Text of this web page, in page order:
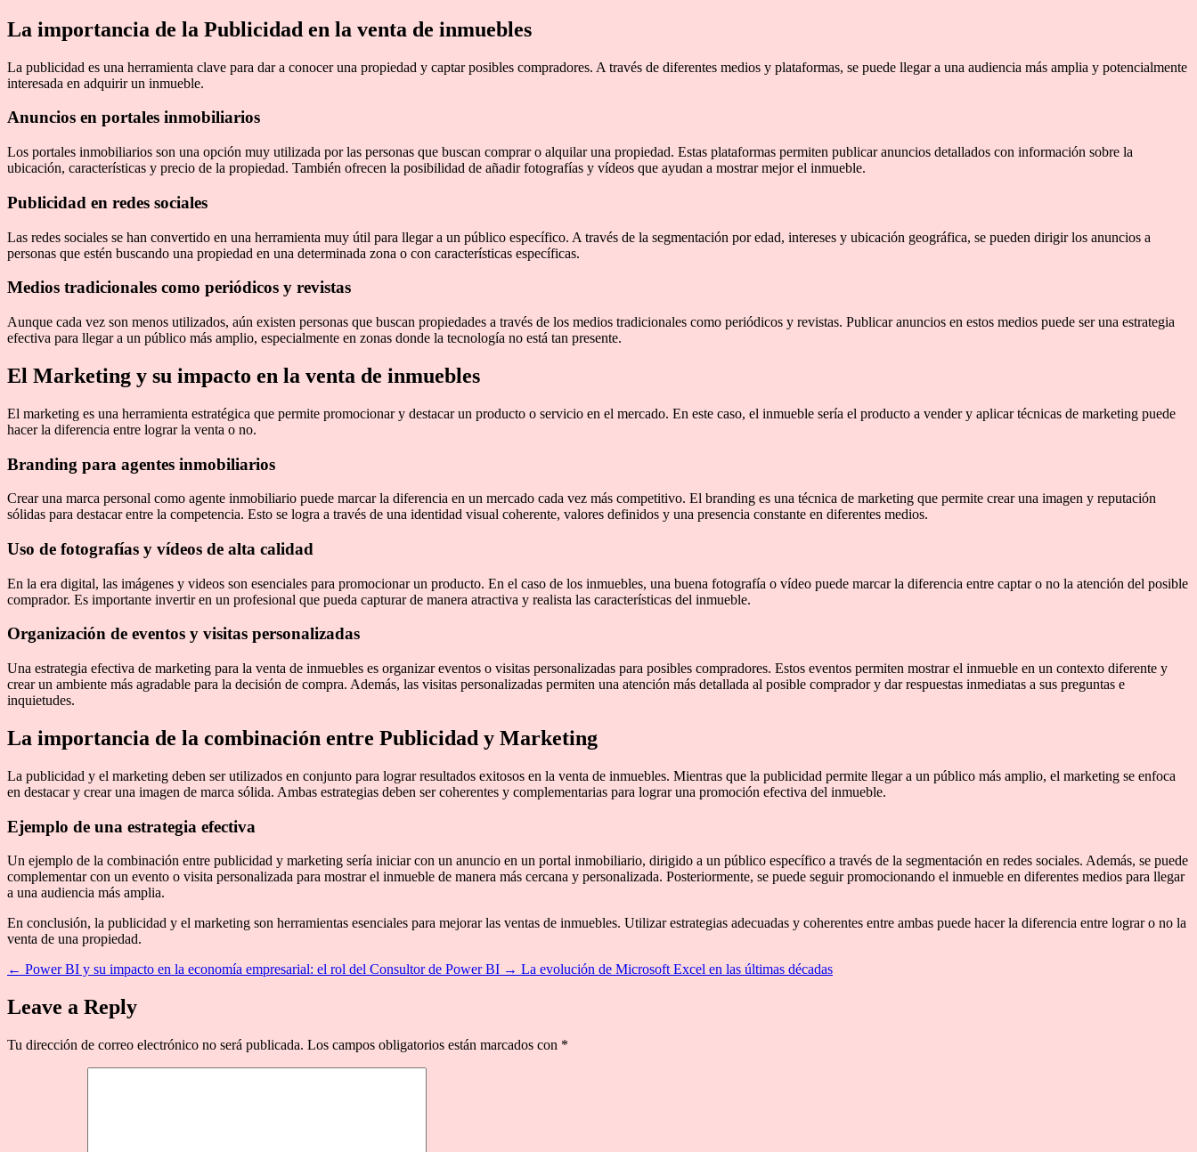
La importancia de la Publicidad en la venta de inmuebles
La publicidad es una herramienta clave para dar a conocer una propiedad y captar posibles compradores. A través de diferentes medios y plataformas, se puede llegar a una audiencia más amplia y potencialmente
interesada en adquirir un inmueble.
Anuncios en portales inmobiliarios
Los portales inmobiliarios son una opción muy utilizada por las personas que buscan comprar o alquilar una propiedad. Estas plataformas permiten publicar anuncios detallados con información sobre la
ubicación, características y precio de la propiedad. También ofrecen la posibilidad de añadir fotografías y vídeos que ayudan a mostrar mejor el inmueble.
Publicidad en redes sociales
Las redes sociales se han convertido en una herramienta muy útil para llegar a un público específico. A través de la segmentación por edad, intereses y ubicación geográfica, se pueden dirigir los anuncios a
personas que estén buscando una propiedad en una determinada zona o con características específicas.
Medios tradicionales como periódicos y revistas
Aunque cada vez son menos utilizados, aún existen personas que buscan propiedades a través de los medios tradicionales como periódicos y revistas. Publicar anuncios en estos medios puede ser una estrategia
efectiva para llegar a un público más amplio, especialmente en zonas donde la tecnología no está tan presente.
El Marketing y su impacto en la venta de inmuebles
El marketing es una herramienta estratégica que permite promocionar y destacar un producto o servicio en el mercado. En este caso, el inmueble sería el producto a vender y aplicar técnicas de marketing puede
hacer la diferencia entre lograr la venta o no.
Branding para agentes inmobiliarios
Crear una marca personal como agente inmobiliario puede marcar la diferencia en un mercado cada vez más competitivo. El branding es una técnica de marketing que permite crear una imagen y reputación
sólidas para destacar entre la competencia. Esto se logra a través de una identidad visual coherente, valores definidos y una presencia constante en diferentes medios.
Uso de fotografías y vídeos de alta calidad
En la era digital, las imágenes y videos son esenciales para promocionar un producto. En el caso de los inmuebles, una buena fotografía o vídeo puede marcar la diferencia entre captar o no la atención del posible
comprador. Es importante invertir en un profesional que pueda capturar de manera atractiva y realista las características del inmueble.
Organización de eventos y visitas personalizadas
Una estrategia efectiva de marketing para la venta de inmuebles es organizar eventos o visitas personalizadas para posibles compradores. Estos eventos permiten mostrar el inmueble en un contexto diferente y
crear un ambiente más agradable para la decisión de compra. Además, las visitas personalizadas permiten una atención más detallada al posible comprador y dar respuestas inmediatas a sus preguntas e
inquietudes.
La importancia de la combinación entre Publicidad y Marketing
La publicidad y el marketing deben ser utilizados en conjunto para lograr resultados exitosos en la venta de inmuebles. Mientras que la publicidad permite llegar a un público más amplio, el marketing se enfoca
en destacar y crear una imagen de marca sólida. Ambas estrategias deben ser coherentes y complementarias para lograr una promoción efectiva del inmueble.
Ejemplo de una estrategia efectiva
Un ejemplo de la combinación entre publicidad y marketing sería iniciar con un anuncio en un portal inmobiliario, dirigido a un público específico a través de la segmentación en redes sociales. Además, se puede
complementar con un evento o visita personalizada para mostrar el inmueble de manera más cercana y personalizada. Posteriormente, se puede seguir promocionando el inmueble en diferentes medios para llegar
a una audiencia más amplia.
En conclusión, la publicidad y el marketing son herramientas esenciales para mejorar las ventas de inmuebles. Utilizar estrategias adecuadas y coherentes entre ambas puede hacer la diferencia entre lograr o no la
venta de una propiedad.
← Power BI y su impacto en la economía empresarial: el rol del Consultor de Power BI → La evolución de Microsoft Excel en las últimas décadas
Leave a Reply
Tu dirección de correo electrónico no será publicada. Los campos obligatorios están marcados con *